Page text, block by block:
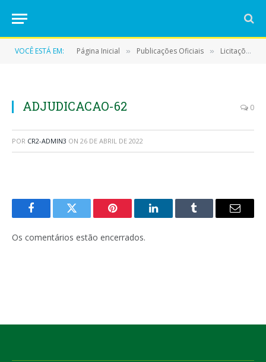
VOCÊ ESTÁ EM: Página Inicial » Publicações Oficiais » Licitações
ADJUDICACAO-62 0
POR CR2-ADMIN3 ON 26 DE ABRIL DE 2022
FacebookTwitter Pinterest LinkedInTumblr
E-
Os comentários estão encerrados.